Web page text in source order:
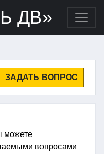
ДВ»
ЗАДАТЬ ВОПРОС
можете
вопросами